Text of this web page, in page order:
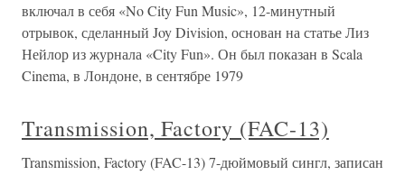
включал в себя «No City Fun Music», 12-минутный
отрывок, сделанный Joy Division, основан на статье Лиз
Нейлор из журнала «City Fun». Он был показан в Scala
Cinema, в Лондоне, в сентябре 1979
Transmission, Factory (FAC-13)
Transmission, Factory (FAC-13) 7-дюймовый сингл, записан